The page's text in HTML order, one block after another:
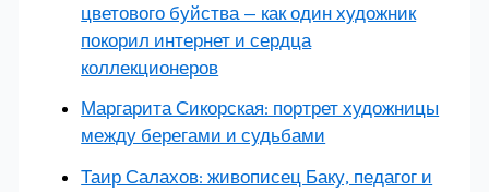
цветового буйства — как один художник
покорил интернет и сердца
коллекционеров
Маргарита Сикорская: портрет художницы
между берегами и судьбами
Таир Салахов: живописец Баку, педагог и